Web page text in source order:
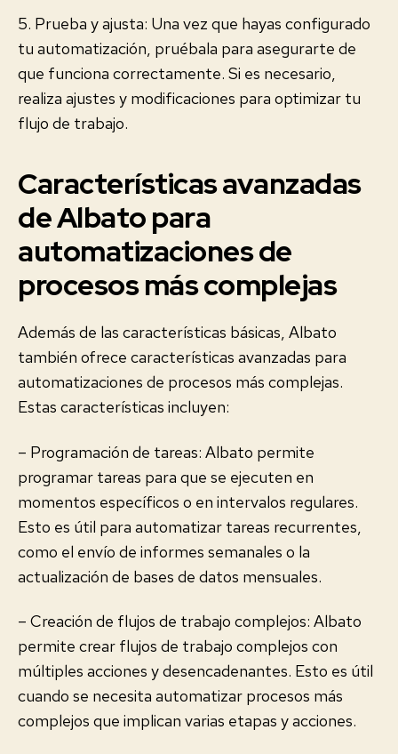
5. Prueba y ajusta: Una vez que hayas configurado
tu automatización, pruébala para asegurarte de
que funciona correctamente. Si es necesario,
realiza ajustes y modificaciones para optimizar tu
flujo de trabajo.
Características avanzadas
de Albato para
automatizaciones de
procesos más complejas
Además de las características básicas, Albato
también ofrece características avanzadas para
automatizaciones de procesos más complejas.
Estas características incluyen:
– Programación de tareas: Albato permite
programar tareas para que se ejecuten en
momentos específicos o en intervalos regulares.
Esto es útil para automatizar tareas recurrentes,
como el envío de informes semanales o la
actualización de bases de datos mensuales.
– Creación de flujos de trabajo complejos: Albato
permite crear flujos de trabajo complejos con
múltiples acciones y desencadenantes. Esto es útil
cuando se necesita automatizar procesos más
complejos que implican varias etapas y acciones.